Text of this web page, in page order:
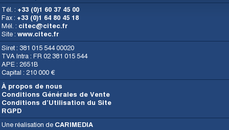
Tél. : +33 (0)1 60 37 45 00
Fax : +33 (0)1 64 80 45 18
Mél. : citec@citec.fr
Site : www.citec.fr
Siret : 381 015 544 00020
TVA Intra : FR 02 381 015 544
APE : 2651B
Capital : 210 000 €
À propos de nous
Conditions Générales de Vente
Conditions d’Utilisation du Site
RGPD
Une réalisation de CARIMEDIA